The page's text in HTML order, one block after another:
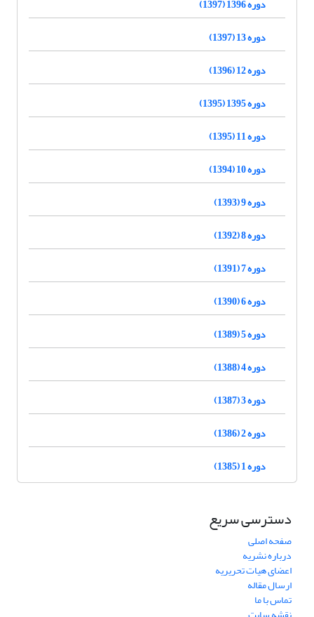
دوره 1396 (1397)
دوره 13 (1397)
دوره 12 (1396)
دوره 1395 (1395)
دوره 11 (1395)
دوره 10 (1394)
دوره 9 (1393)
دوره 8 (1392)
دوره 7 (1391)
دوره 6 (1390)
دوره 5 (1389)
دوره 4 (1388)
دوره 3 (1387)
دوره 2 (1386)
دوره 1 (1385)
دسترسی سریع
صفحه اصلی
درباره نشریه
اعضای هیات تحریریه
ارسال مقاله
تماس با ما